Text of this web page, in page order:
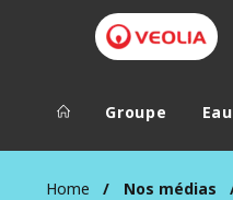
Groupe Veolia
Groupe Eau
Home Nos médias